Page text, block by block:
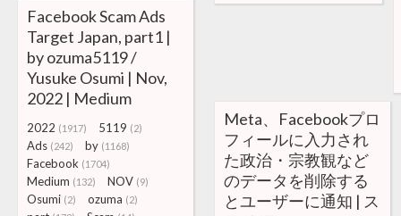
Facebook Scam Ads
Target Japan, part1 |
by ozuma5119 /
Yusuke Osumi | Nov,
2022 | Medium
2022 (1917) 5119 (2)
Ads (242) by (1168)
Facebook (1704)
Medium (132) NOV (9)
Osumi (2) ozuma (2)
Meta、Facebookプロ
フィールに入力され
た政治・宗教観など
のデータを削除する
とユーザーに通知 | ス